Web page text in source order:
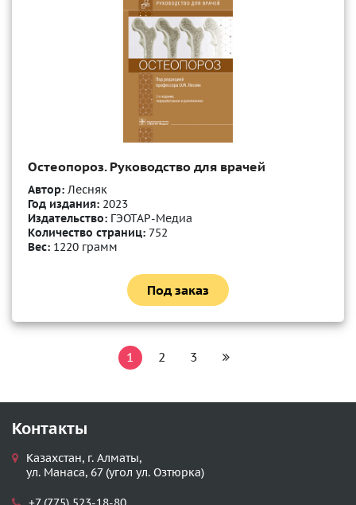
Остеопороз. Руководство для врачей
Автор: Лесняк
Год издания: 2023
Издательство: ГЭОТАР-Медиа
Количество страниц: 752
Вес: 1220 грамм
Под заказ
1 2 3
Контакты
Казахстан, г. Алматы,
ул. Манаса, 67 (угол ул. Озтюрка)